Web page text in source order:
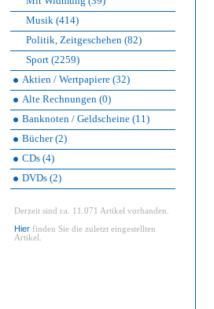
Musik (414)
Politik, Zeitgeschehen (82)
Sport (2259)
Aktien / Wertpapiere (32)
Alte Rechnungen (0)
Banknoten / Geldscheine (11)
Bücher (2)
CDs (4)
DVDs (2)
Derzeit sind ca. 11.071 Artikel vorhanden.
Hier finden Sie die zuletzt eingestellten
Artikel.